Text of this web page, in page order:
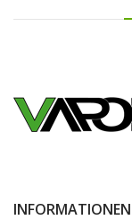
INFORMATIONEN